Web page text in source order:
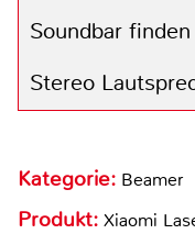
Soundbar finden
Stereo
Kategorie: Beamer
Produkt: Xiaomi